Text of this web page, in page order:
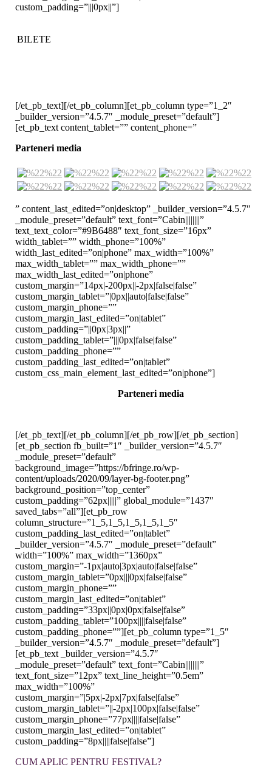
custom_padding=”|||0px||”]
BILETE
[/et_pb_text][/et_pb_column][et_pb_column type=”1_2″
_builder_version=”4.5.7″ _module_preset=”default”]
[et_pb_text content_tablet=”” content_phone=”
Parteneri media
” content_last_edited=”on|desktop” _builder_version=”4.5.7″
_module_preset=”default” text_font=”Cabin||||||||”
text_text_color=”#9B6488″ text_font_size=”16px”
width_tablet=”” width_phone=”100%”
width_last_edited=”on|phone” max_width=”100%”
max_width_tablet=”” max_width_phone=””
max_width_last_edited=”on|phone”
custom_margin=”14px|-200px||-2px|false|false”
custom_margin_tablet=”|0px||auto|false|false”
custom_margin_phone=””
custom_margin_last_edited=”on|tablet”
custom_padding=”||0px|3px||”
custom_padding_tablet=”|||0px|false|false”
custom_padding_phone=””
custom_padding_last_edited=”on|tablet”
custom_css_main_element_last_edited=”on|phone”]
Parteneri media
[/et_pb_text][/et_pb_column][/et_pb_row][/et_pb_section]
[et_pb_section fb_built=”1″ _builder_version=”4.5.7″
_module_preset=”default”
background_image=”https://bfringe.ro/wp-
content/uploads/2020/09/layer-bg-footer.png”
background_position=”top_center”
custom_padding=”62px|||||” global_module=”1437″
saved_tabs=”all”][et_pb_row
column_structure=”1_5,1_5,1_5,1_5,1_5″
custom_padding_last_edited=”on|tablet”
_builder_version=”4.5.7″ _module_preset=”default”
width=”100%” max_width=”1360px”
custom_margin=”-1px|auto|3px|auto|false|false”
custom_margin_tablet=”0px|||0px|false|false”
custom_margin_phone=””
custom_margin_last_edited=”on|tablet”
custom_padding=”33px||0px|0px|false|false”
custom_padding_tablet=”100px||||false|false”
custom_padding_phone=””][et_pb_column type=”1_5″
_builder_version=”4.5.7″ _module_preset=”default”]
[et_pb_text _builder_version=”4.5.7″
_module_preset=”default” text_font=”Cabin||||||||”
text_font_size=”12px” text_line_height=”0.5em”
max_width=”100%”
custom_margin=”|5px|-2px|7px|false|false”
custom_margin_tablet=”||-2px|100px|false|false”
custom_margin_phone=”77px||||false|false”
custom_margin_last_edited=”on|tablet”
custom_padding=”8px||||false|false”]
CUM APLIC PENTRU FESTIVAL?